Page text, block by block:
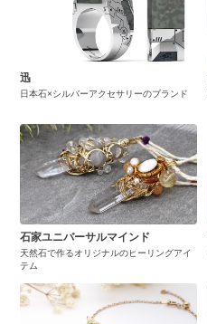
迅
日本石×シルバーアクセサリーのブランド
石家ユニバーサルマインド
天然石で作るオリジナルのヒーリングアイ
テム